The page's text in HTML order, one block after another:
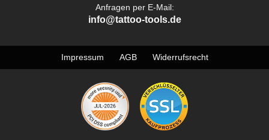
Anfragen per E-Mail:
info@tattoo-tools.de
Impressum AGB Widerrufsrecht